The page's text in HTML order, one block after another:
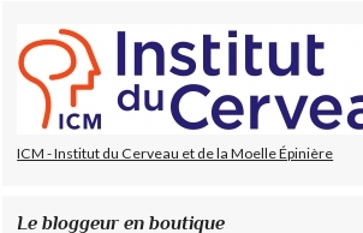
ICM - Institut du Cerveau et de la Moelle Épinière
Le bloggeur en boutique